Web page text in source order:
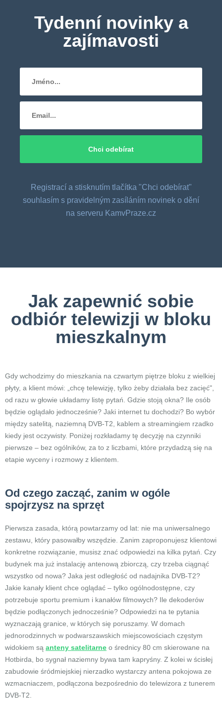
Tydenní novinky a
zajímavosti
Registrací a stisknutím tlačítka "Chci odebírat"
souhlasím s pravidelným zasíláním novinek o dění
na serveru KamvPraze.cz
Jak zapewnić sobie
odbiór telewizji w bloku
mieszkalnym
Gdy wchodzimy do mieszkania na czwartym piętrze bloku z wielkiej
płyty, a klient mówi: „chcę telewizję, tylko żeby działała bez zacięć",
od razu w głowie układamy listę pytań. Gdzie stoją okna? Ile osób
będzie oglądało jednocześnie? Jaki internet tu dochodzi? Bo wybór
między satelitą, naziemną DVB-T2, kablem a streamingiem rzadko
kiedy jest oczywisty. Poniżej rozkładamy tę decyzję na czynniki
pierwsze – bez ogólników, za to z liczbami, które przydadzą się na
etapie wyceny i rozmowy z klientem.
Od czego zacząć, zanim w ogóle
spojrzysz na sprzęt
Pierwsza zasada, którą powtarzamy od lat: nie ma uniwersalnego
zestawu, który pasowałby wszędzie. Zanim zaproponujesz klientowi
konkretne rozwiązanie, musisz znać odpowiedzi na kilka pytań. Czy
budynek ma już instalację antenową zbiorczą, czy trzeba ciągnąć
wszystko od nowa? Jaka jest odległość od nadajnika DVB-T2?
Jakie kanały klient chce oglądać – tylko ogólnodostępne, czy
potrzebuje sportu premium i kanałów filmowych? Ile dekoderów
będzie podłączonych jednocześnie? Odpowiedzi na te pytania
wyznaczają granice, w których się poruszamy. W domach
jednorodzinnych w podwarszawskich miejscowościach częstym
widokiem są anteny satelitarne o średnicy 80 cm skierowane na
Hotbirda, bo sygnał naziemny bywa tam kapryśny. Z kolei w ścisłej
zabudowie śródmiejskiej nierzadko wystarczy antena pokojowa ze
wzmacniaczem, podłączona bezpośrednio do telewizora z tunerem
DVB-T2.